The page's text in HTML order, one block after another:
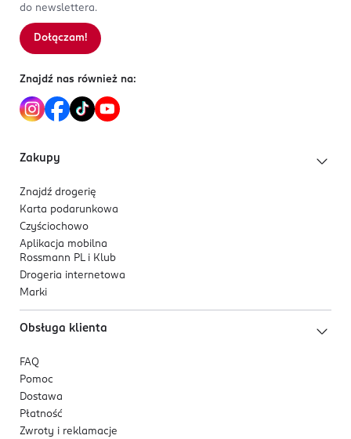
do newslettera.
Dołączam!
Znajdź nas również na:
Zakupy
Znajdź drogerię
Karta podarunkowa
Czyściochowo
Aplikacja mobilna
Rossmann PL i Klub
Drogeria internetowa
Marki
Obsługa klienta
FAQ
Pomoc
Dostawa
Płatność
Zwroty i reklamacje